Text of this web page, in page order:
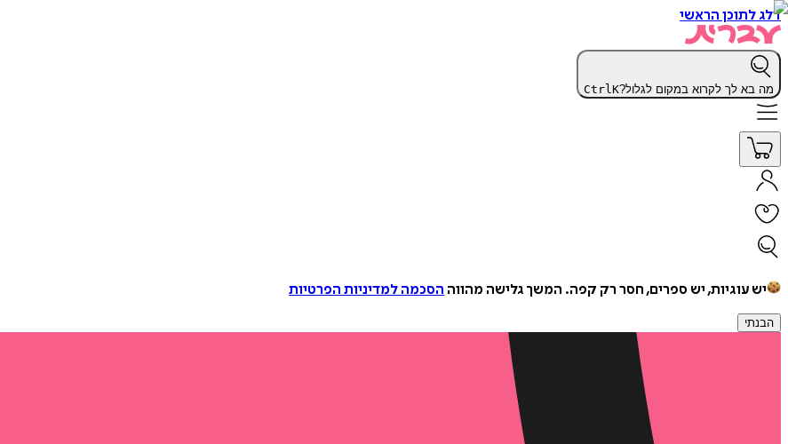
דלג לתוכן הראשי
מה בא לך לקרוא במקום לגלול? CtrlK
יש עוגיות, יש ספרים, חסר רק קפה. המשך גלישה מהווה הסכמה למדיניות הפרטיות
הבנתי